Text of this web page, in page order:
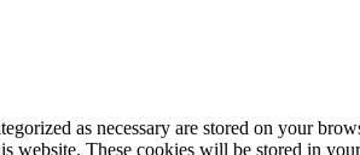
as necessary are stored on your
website. These cookies will be stored in